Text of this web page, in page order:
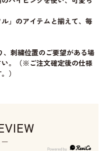
」のアイテムと揃えて、毎
刺繍位置のご要望がある場
。（※ご注文確定後の仕様
）